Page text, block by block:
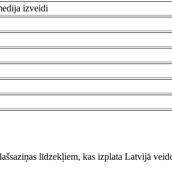
izveidi
līdzekļiem, kas izplata Latvijā